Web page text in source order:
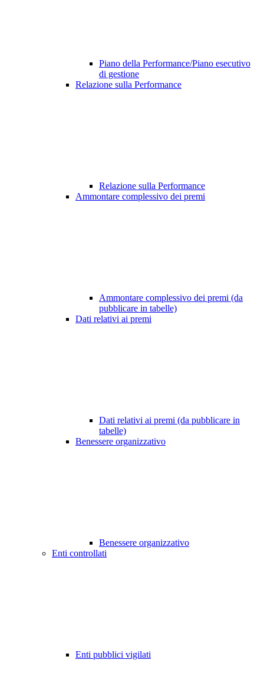
Piano della Performance/Piano esecutivo
di gestione
Relazione sulla Performance
Relazione sulla Performance
Ammontare complessivo dei premi
Ammontare complessivo dei premi (da
pubblicare in tabelle)
Dati relativi ai premi
Dati relativi ai premi (da pubblicare in
tabelle)
Benessere organizzativo
Benessere organizzativo
Enti controllati
Enti pubblici vigilati